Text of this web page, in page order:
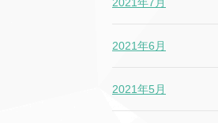
2021年6月
2021年5月